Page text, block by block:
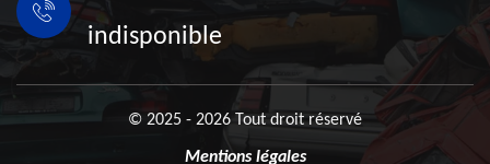
indisponible
© 2025 - 2026 Tout droit réservé
Mentions légales